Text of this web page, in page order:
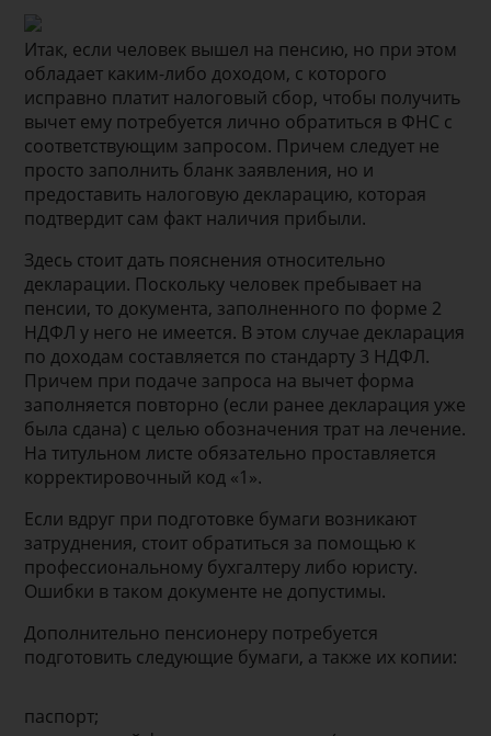
Итак, если человек вышел на пенсию, но при этом
обладает каким-либо доходом, с которого
исправно платит налоговый сбор, чтобы получить
вычет ему потребуется лично обратиться в ФНС с
соответствующим запросом. Причем следует не
просто заполнить бланк заявления, но и
предоставить налоговую декларацию, которая
подтвердит сам факт наличия прибыли.
Здесь стоит дать пояснения относительно
декларации. Поскольку человек пребывает на
пенсии, то документа, заполненного по форме 2
НДФЛ у него не имеется. В этом случае декларация
по доходам составляется по стандарту 3 НДФЛ.
Причем при подаче запроса на вычет форма
заполняется повторно (если ранее декларация уже
была сдана) с целью обозначения трат на лечение.
На титульном листе обязательно проставляется
корректировочный код «1».
Если вдруг при подготовке бумаги возникают
затруднения, стоит обратиться за помощью к
профессиональному бухгалтеру либо юристу.
Ошибки в таком документе не допустимы.
Дополнительно пенсионеру потребуется
подготовить следующие бумаги, а также их копии:
паспорт;